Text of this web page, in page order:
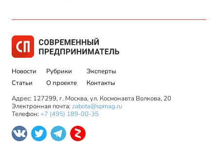
Новости
Статьи
Рубрики
О проекте
Эксперты
Контакты
Адрес: 127299, г. Москва, ул. Космонавта Волкова, 20
Электронная почта: zabota@spmag.ru
Телефон: +7 (495) 189-00-35